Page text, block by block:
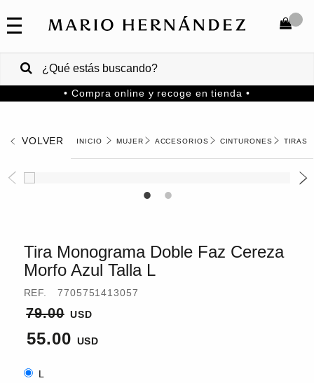
COLECCIONES
VENTAS
CORPORATIVAS
Venezuela
COMPRAR
• Compra online y recoge en tienda •
VOLVER MUJER ACCESORIOS CINTURONES TIRAS
Tira Monograma Doble Faz Cereza
Morfo Azul Talla L
REF. 7705751413057
79.00
55.00
L